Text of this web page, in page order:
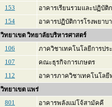
153
อาคารเรียนรวมและปฏิบั
154
อาคารปฏิบัติการโรงพยาบ
วิทยาเขต วิทยาลัยบริหารศาสตร์
106
ภาควิชาเทคโนโลยีการปร
107
คณะธุรกิจการเกษตร
112
อาคารภาควิชาเทคโนโลยี
วิทยาเขต แพร่
801
อาคารพลังแม่โจ้สามัคคี